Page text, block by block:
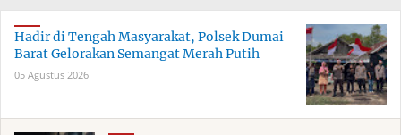
Hadir di Tengah Masyarakat, Polsek Dumai
Barat Gelorakan Semangat Merah Putih
05 Agustus 2026